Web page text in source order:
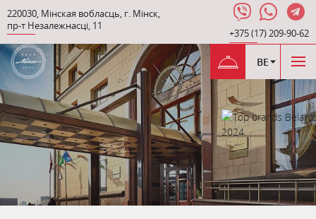
+375 (17) 209-90-62
220030, Мінская вобласць, г. Мінск,
пр-т Незалежнасці, 11
BE